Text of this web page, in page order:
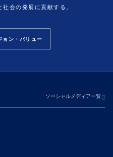
会の発展に貢献する。
ョン・バリュー
ソーシャルメディア一覧